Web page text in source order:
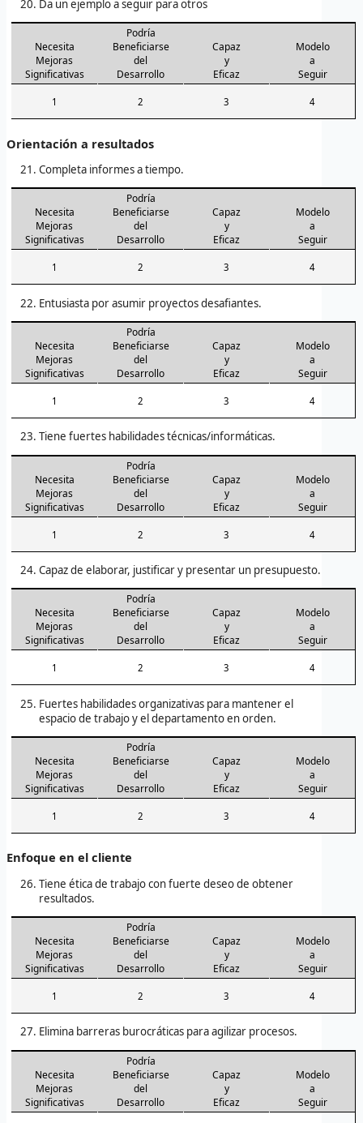
Da un ejemplo a seguir para otros
Necesita
Mejoras
Significativas
Podría
Beneficiarse
del
Desarrollo
Capaz
y
Eficaz
Modelo
a
Seguir
1 2 3 4
Orientación a resultados
Completa informes a tiempo.
Necesita
Mejoras
Significativas
Podría
Beneficiarse
del
Desarrollo
Capaz
y
Eficaz
Modelo
a
Seguir
1 2 3 4
Entusiasta por asumir proyectos desafiantes.
Necesita
Mejoras
Significativas
Podría
Beneficiarse
del
Desarrollo
Capaz
y
Eficaz
Modelo
a
Seguir
1 2 3 4
Tiene fuertes habilidades técnicas/informáticas.
Necesita
Mejoras
Significativas
Podría
Beneficiarse
del
Desarrollo
Capaz
y
Eficaz
Modelo
a
Seguir
1 2 3 4
Capaz de elaborar, justificar y presentar un presupuesto.
Necesita
Mejoras
Significativas
Podría
Beneficiarse
del
Desarrollo
Capaz
y
Eficaz
Modelo
a
Seguir
1 2 3 4
Fuertes habilidades organizativas para mantener el
espacio de trabajo y el departamento en orden.
Necesita
Mejoras
Significativas
Podría
Beneficiarse
del
Desarrollo
Capaz
y
Eficaz
Modelo
a
Seguir
1 2 3 4
Enfoque en el cliente
Tiene ética de trabajo con fuerte deseo de obtener
resultados.
Necesita
Mejoras
Significativas
Podría
Beneficiarse
del
Desarrollo
Capaz
y
Eficaz
Modelo
a
Seguir
1 2 3 4
Elimina barreras burocráticas para agilizar procesos.
Necesita
Mejoras
Significativas
Podría
Beneficiarse
del
Desarrollo
Capaz
y
Eficaz
Modelo
a
Seguir